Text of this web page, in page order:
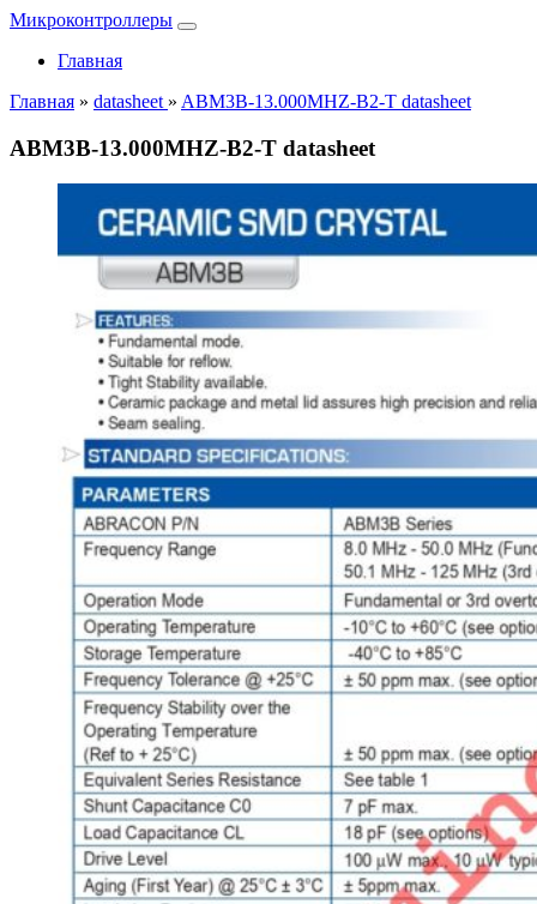
Микроконтроллеры
Главная
Главная » datasheet » ABM3B-13.000MHZ-B2-T datasheet
ABM3B-13.000MHZ-B2-T datasheet